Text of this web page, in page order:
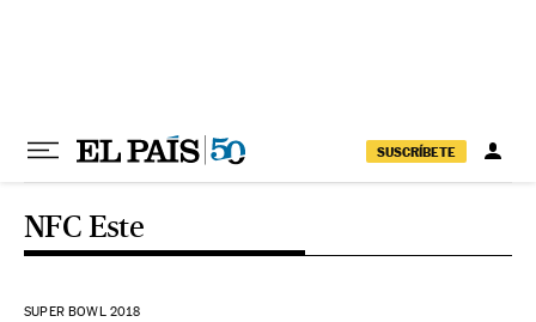
SUSCRÍBETE
NFC Este
SUPER BOWL 2018